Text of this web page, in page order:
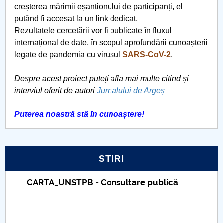
Când „a fost odată” devine „se-ntâmplă acum”
Transporturile
„Ciuma Antonină”
Ciuma lui Justinian
Ciuma din vremea lui Caragea Vodă
creșterea mărimii eșantionului de participanți, el
putând fi accesat la un link dedicat.
Rezultatele cercetării vor fi publicate în fluxul
internațional de date, în scopul aprofundării cunoașterii
legate de pandemia cu virusulSARS-CoV-2.
Despre acest proiect puteți afla mai multe citind și
interviul oferit de autoriJurnalului de Argeș
Puterea noastră stă în cunoaștere!
STIRI
Taxe de școlarizare indexate – Centrul